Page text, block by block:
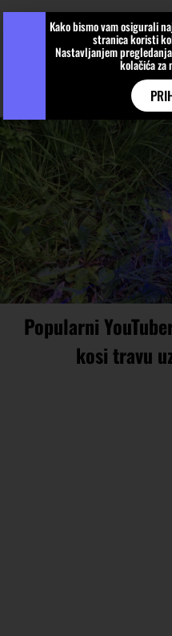
Popularni
kosi travu
Kako bismo vam osigurali
stranica koristi
Nastavljanjem
kolačića za